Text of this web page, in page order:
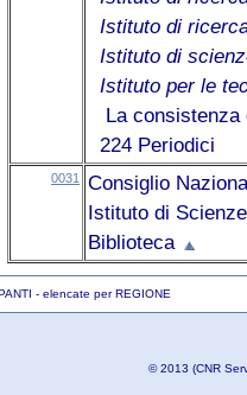
Istituto di
Istituto di
Istituto per le
La
224 Periodici
0031
Consiglio
Istituto di
Biblioteca
- elencate per REGIONE
© 2013 (CNR